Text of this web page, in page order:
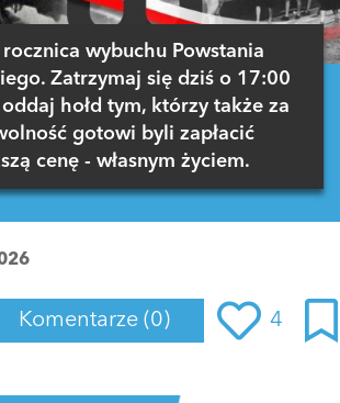
rocznica wybuchu Powstania
Zatrzymaj się dziś o 17:00
hołd tym, którzy także za
gotowi byli zapłacić
cenę - własnym życiem.
Komentarze (0) 4